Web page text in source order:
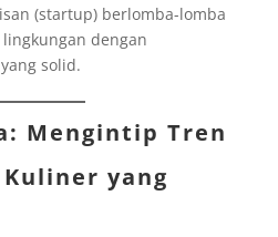
(startup) berlomba-lomba
dengan
solid.
Mengintip Tren
yang